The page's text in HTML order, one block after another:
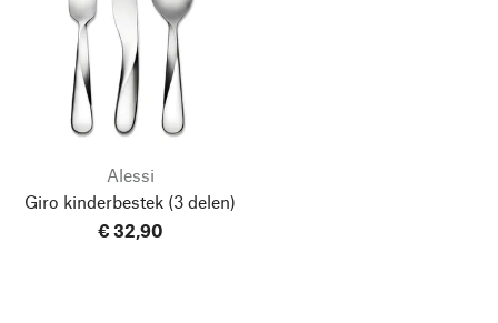
Alessi
Giro kinderbestek (3 delen)
€ 32,90